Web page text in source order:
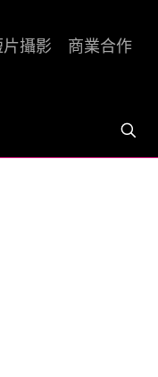
片攝影 商業合作